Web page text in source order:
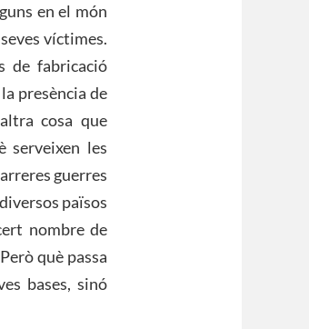
en el món
víctimes.
de fabricació
presència de
cosa que
serveixen les
guerres
països
nombre de
què passa
bases, sinó